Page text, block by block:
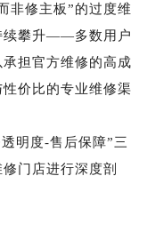
非修主板”的过度维
续攀升——多数用户
担官方维修的高成
价比的专业维修渠
明度-售后保障”三
门店进行深度剖